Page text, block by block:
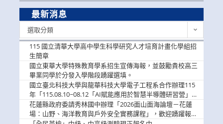
最新消息
選取分類
115 國立清華大學高中學生科學研究人才培育計畫化學組招
生簡章
國立東華大學特殊教育學系招生宣傳海報，並鼓勵貴校高三
畢業同學於分發入學階段踴躍選填。
國立臺北科技大學與龍華科技大學電子工程系合作辦理115
年「115.08.10~08.12「AI賦能應用於智慧半導體研習營」，
歡迎學生踴躍報名參加
花蓮縣政府委請秀林國中辦理「2026面山面海論壇－花蓮
場：山野、海洋教育與戶外安全實務課程」，歡迎踴躍報名